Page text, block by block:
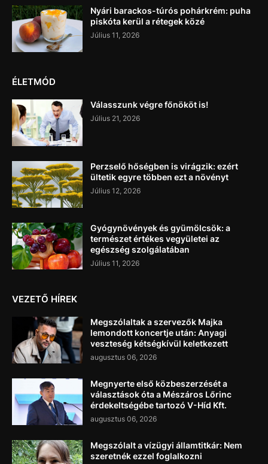
Nyári barackos-túrós pohárkrém: puha
piskóta kerül a rétegek közé
Július 11, 2026
ÉLETMÓD
Válasszunk végre főnököt is!
Július 21, 2026
Perzselő hőségben is virágzik: ezért
ültetik egyre többen ezt a növényt
Július 12, 2026
Gyógynövények és gyümölcsök: a
természet értékes vegyületei az
egészség szolgálatában
Július 11, 2026
VEZETŐ HÍREK
Megszólaltak a szervezők Majka
lemondott koncertje után: Anyagi
veszteség kétségkívül keletkezett
augusztus 06, 2026
Megnyerte első közbeszerzését a
választások óta a Mészáros Lőrinc
érdekeltségébe tartozó V-Híd Kft.
augusztus 06, 2026
Megszólalt a vízügyi államtitkár: Nem
szeretnék ezzel foglalkozni